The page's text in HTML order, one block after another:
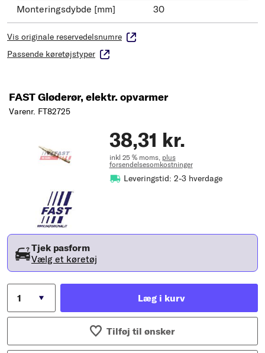
Monteringsdybde [mm]
30
Vis originale reservedelsnumre
Passende køretøjstyper
FAST Gløderør, elektr. opvarmer
Varenr. FT82725
38,31 kr.
inkl 25 % moms, plus
forsendelsesomkostninger
Leveringstid: 2-3 hverdage
Tjek pasform
Vælg et køretøj
Læg i kurv
Tilføj til ønsker